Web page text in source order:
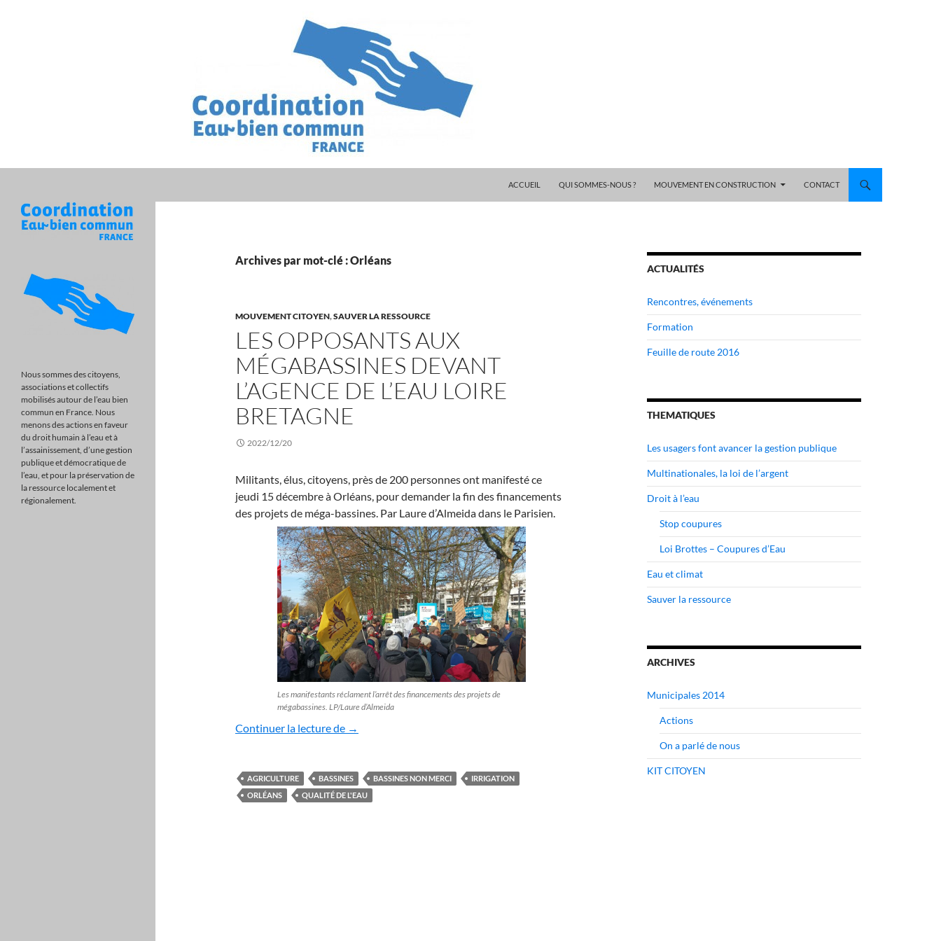
ACCUEIL
QUI SOMMES-NOUS ? MOUVEMENT EN CONSTRUCTION CONTACT
Archives par mot-clé : Orléans
MOUVEMENT CITOYEN,SAUVER LA RESSOURCE
LES OPPOSANTS AUX
MÉGABASSINES DEVANT
L’AGENCE DE L’EAU LOIRE
BRETAGNE
2022/12/20
Militants, élus, citoyens, près de 200 personnes ont manifesté ce
jeudi 15 décembre à Orléans, pour demander la fin des financements
des projets de méga-bassines. Par Laure d’Almeida dans le Parisien.
Les manifestants réclament l’arrêt des financements des projets de
mégabassines. LP/Laure d’Almeida
Continuer la lecture de Les opposants aux mégabassines devant l’Agence de l’eau Loire Bretagne
→
AGRICULTURE BASSINES BASSINES NON MERCI
IRRIGATION
ORLÉANS
QUALITÉ DE L'EAU
ACTUALITÉS
Rencontres, événements
Formation
Feuille de route 2016
THEMATIQUES
Les usagers font avancer la gestion publique
Multinationales, la loi de l’argent
Droit à l’eau
Stop coupures
Loi Brottes – Coupures d’Eau
Eau et climat
Sauver la ressource
ARCHIVES
Municipales 2014
Actions
On a parlé de nous
KIT CITOYEN
Nous sommes des citoyens,
associations et collectifs
mobilisés autour de l’eau bien
commun en France. Nous
menons des actions en faveur
du droit humain à l’eau et à
l’assainissement, d’une gestion
publique et démocratique de
l’eau, et pour la préservation de
la ressource localement et
régionalement.